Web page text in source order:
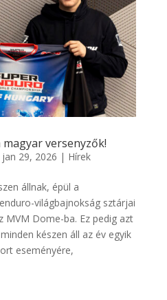
versenyzők!
jan 29, 2026 | Hírek
állnak, épül a
világbajnokság sztárjai
MVM Dome-ba. Ez pedig azt
készen áll az év egyik
eseményére,